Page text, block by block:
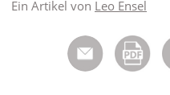
Ein Artikel von Leo Ensel